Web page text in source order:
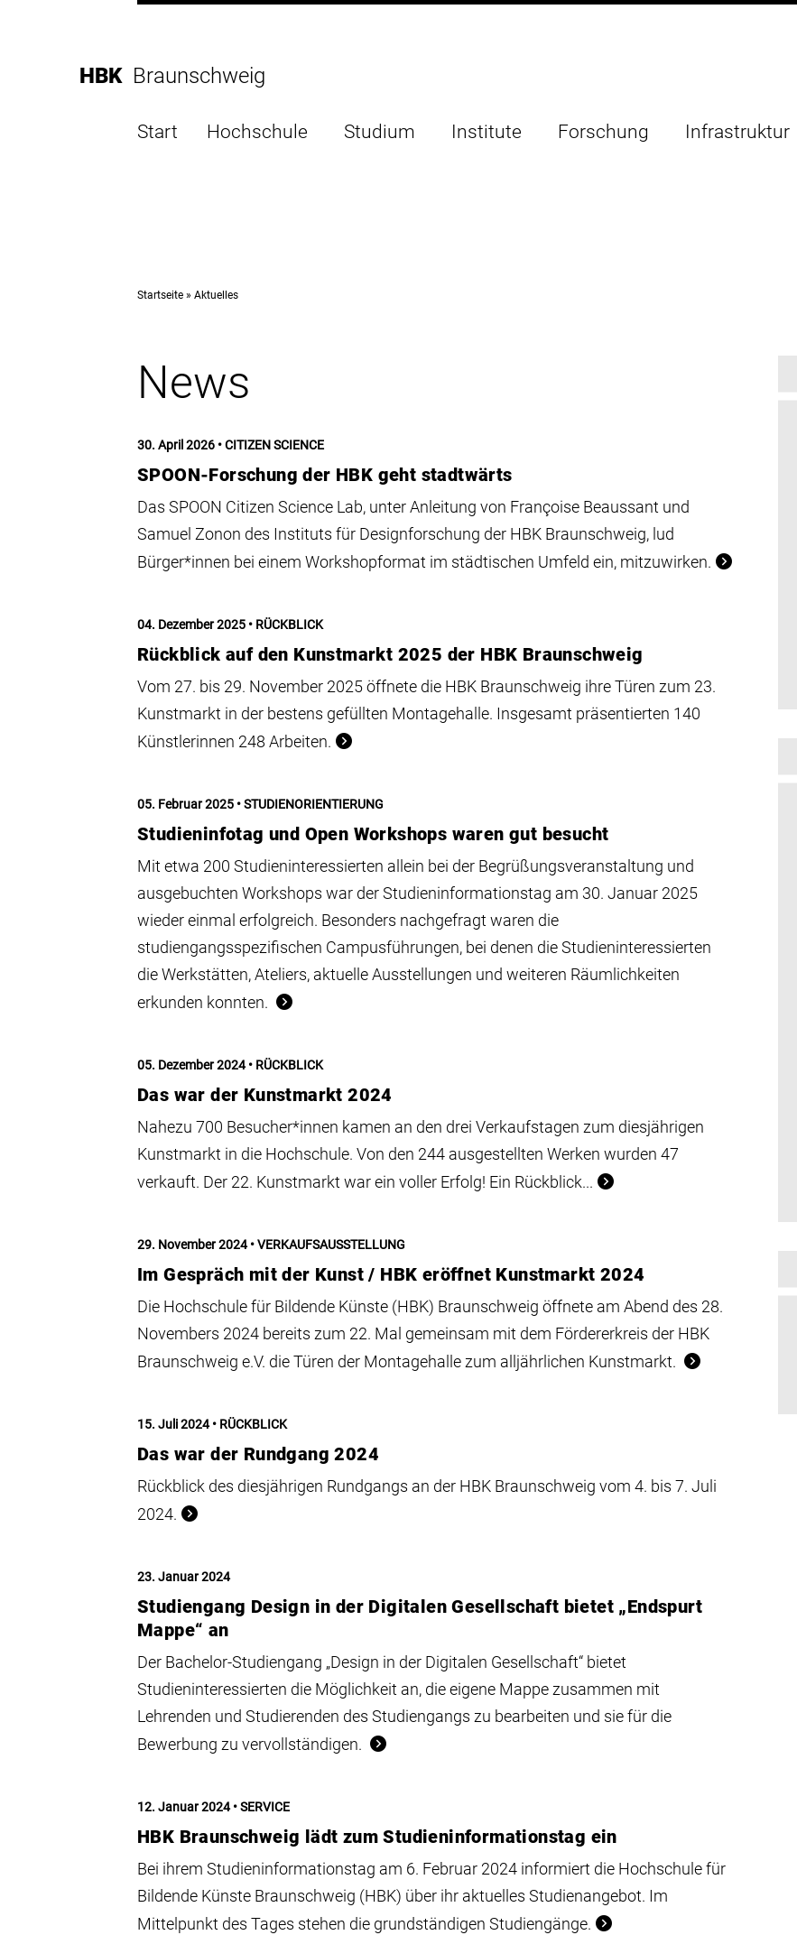
Hauptnavigation
HBK Braunschweig
Start Hochschule Studium Institute Forschung Infrastruktur
Startseite Aktuelles
News
30. April 2026 CITIZEN SCIENCE
SPOON-Forschung der HBK geht stadtwärts
Das SPOON Citizen Science Lab, unter Anleitung von Françoise Beaussant und
Samuel Zonon des Instituts für Designforschung der HBK Braunschweig, lud
Bürger*innen bei einem Workshopformat im städtischen Umfeld ein, mitzuwirken.
04. Dezember 2025 RÜCKBLICK
Rückblick auf den Kunstmarkt 2025 der HBK Braunschweig
Vom 27. bis 29. November 2025 öffnete die HBK Braunschweig ihre Türen zum 23.
Kunstmarkt in der bestens gefüllten Montagehalle. Insgesamt präsentierten 140
Künstlerinnen 248 Arbeiten.
05. Februar 2025 STUDIENORIENTIERUNG
Studieninfotag und Open Workshops waren gut besucht
Mit etwa 200 Studieninteressierten allein bei der Begrüßungsveranstaltung und
ausgebuchten Workshops war der Studieninformationstag am 30. Januar 2025
wieder einmal erfolgreich. Besonders nachgefragt waren die
studiengangsspezifischen Campusführungen, bei denen die Studieninteressierten
die Werkstätten, Ateliers, aktuelle Ausstellungen und weiteren Räumlichkeiten
erkunden konnten.
05. Dezember 2024 RÜCKBLICK
Das war der Kunstmarkt 2024
Nahezu 700 Besucher*innen kamen an den drei Verkaufstagen zum diesjährigen
Kunstmarkt in die Hochschule. Von den 244 ausgestellten Werken wurden 47
verkauft. Der 22. Kunstmarkt war ein voller Erfolg! Ein Rückblick...
29. November 2024 VERKAUFSAUSSTELLUNG
Im Gespräch mit der Kunst / HBK eröffnet Kunstmarkt 2024
Die Hochschule für Bildende Künste (HBK) Braunschweig öffnete am Abend des 28.
Novembers 2024 bereits zum 22. Mal gemeinsam mit dem Fördererkreis der HBK
Braunschweig e.V. die Türen der Montagehalle zum alljährlichen Kunstmarkt.
15. Juli 2024 RÜCKBLICK
Das war der Rundgang 2024
Rückblick des diesjährigen Rundgangs an der HBK Braunschweig vom 4. bis 7. Juli
2024.
23. Januar 2024
Studiengang Design in der Digitalen Gesellschaft bietet „Endspurt
Mappe“ an
Der Bachelor-Studiengang „Design in der Digitalen Gesellschaft“ bietet
Studieninteressierten die Möglichkeit an, die eigene Mappe zusammen mit
Lehrenden und Studierenden des Studiengangs zu bearbeiten und sie für die
Bewerbung zu vervollständigen.
12. Januar 2024 SERVICE
HBK Braunschweig lädt zum Studieninformationstag ein
Bei ihrem Studieninformationstag am 6. Februar 2024 informiert die Hochschule für
Bildende Künste Braunschweig (HBK) über ihr aktuelles Studienangebot. Im
Mittelpunkt des Tages stehen die grundständigen Studiengänge.